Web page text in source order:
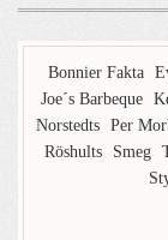
Bonnier Fakta
Joe´s Barbeque
Norstedts Per
Röshults
Smeg